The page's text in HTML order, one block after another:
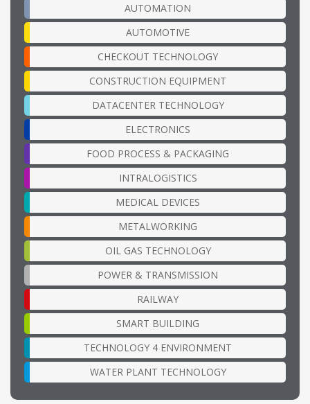
AUTOMATION
AUTOMOTIVE
CHECKOUT TECHNOLOGY
CONSTRUCTION EQUIPMENT
DATACENTER TECHNOLOGY
ELECTRONICS
FOOD PROCESS & PACKAGING
INTRALOGISTICS
MEDICAL DEVICES
METALWORKING
OIL GAS TECHNOLOGY
POWER & TRANSMISSION
RAILWAY
SMART BUILDING
TECHNOLOGY 4 ENVIRONMENT
WATER PLANT TECHNOLOGY